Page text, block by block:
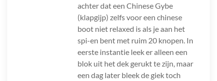
achter dat een Chinese Gybe
(klapgijp) zelfs voor een chinese
boot niet relaxed is als je aan het
spi-en bent met ruim 20 knopen. In
eerste instantie leek er alleen een
blok uit het dek gerukt te zijn, maar
een dag later bleek de giek toch